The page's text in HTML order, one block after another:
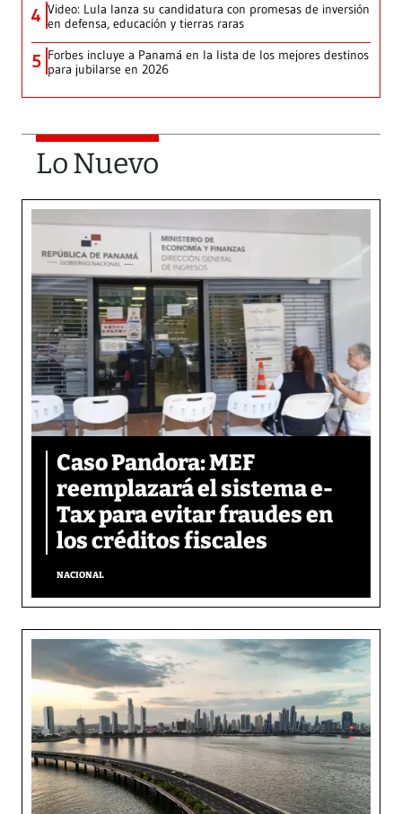
4 Video: Lula lanza su candidatura con promesas de inversión
en defensa, educación y tierras raras
5 Forbes incluye a Panamá en la lista de los mejores destinos
para jubilarse en 2026
Lo Nuevo
Caso Pandora: MEF
reemplazará el sistema e-
Tax para evitar fraudes en
los créditos fiscales
NACIONAL